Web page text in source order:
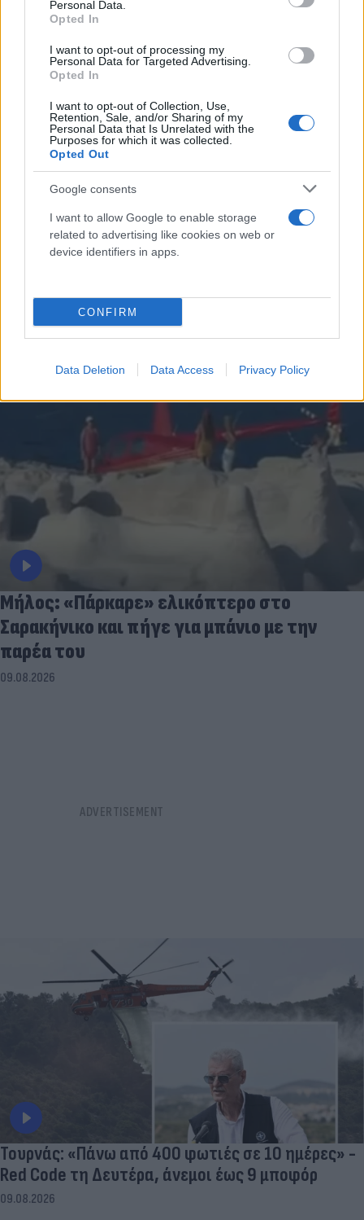
Personal Data.
Opted In
I want to opt-out of processing my
Personal Data for Targeted Advertising.
Opted In
I want to opt-out of Collection, Use,
Retention, Sale, and/or Sharing of my
Personal Data that Is Unrelated with the
Purposes for which it was collected.
Opted Out
Google consents
I want to allow Google to enable storage
related to advertising like cookies on web or
device identifiers in apps.
CONFIRM
Data Deletion Data Access Privacy Policy
FLASH FOCUS
Μήλος: «Πάρκαρε» ελικόπτερο στο
Σαρακήνικο και πήγε για μπάνιο με την
παρέα του
09.08.2026
Τουρνάς: «Πάνω από 400 φωτιές σε 10 ημέρες» -
Red Code τη Δευτέρα, άνεμοι έως 9 μποφόρ
09.08.2026